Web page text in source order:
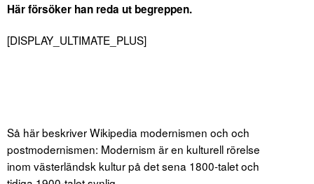
Här försöker han reda ut begreppen.
[DISPLAY_ULTIMATE_PLUS]
Så här beskriver Wikipedia modernismen och och
postmodernismen: Modernism är en kulturell rörelse
inom västerländsk kultur på det sena 1800-talet och